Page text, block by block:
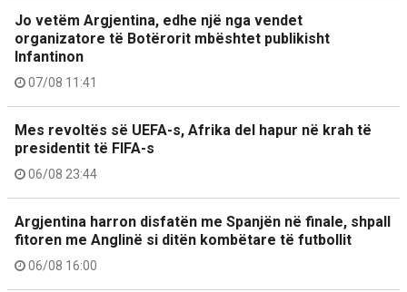
Jo vetëm Argjentina, edhe një nga vendet
organizatore të Botërorit mbështet publikisht
Infantinon
07/08 11:41
Mes revoltës së UEFA-s, Afrika del hapur në krah të
presidentit të FIFA-s
06/08 23:44
Argjentina harron disfatën me Spanjën në finale, shpall
fitoren me Anglinë si ditën kombëtare të futbollit
06/08 16:00